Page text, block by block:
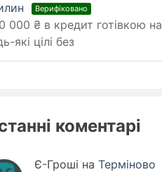
Верифіковано
000 ₴ в кредит готівкою на
які цілі без
коментарі
Є-Гроші на Терміново